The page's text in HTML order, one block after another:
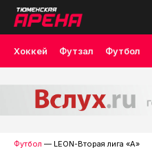
Хоккей Футзал Футбол
Футбол — LEON-Вторая лига «А»